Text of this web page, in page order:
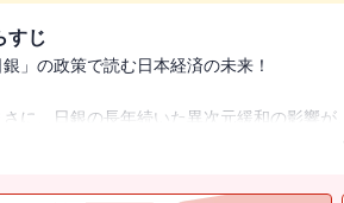
すじ
銀」の政策で読む日本経済の未来！
さに、日銀の長年続いた異次元緩和の影響
スト上昇を引き起こし、国際競争力は低下
の実態と抜本的改革の戦略！